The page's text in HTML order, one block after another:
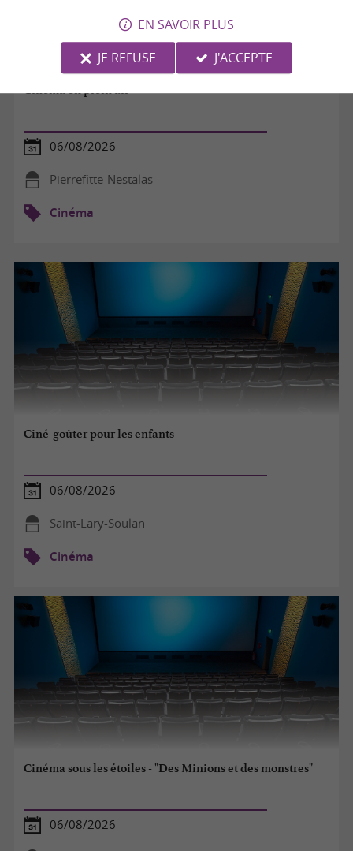
Cinéma en plein air
06/08/2026
Pierrefitte-Nestalas
Cinéma
Ciné-goûter pour les enfants
06/08/2026
Saint-Lary-Soulan
Cinéma
Cinéma sous les étoiles - "Des Minions et des monstres"
06/08/2026
EN SAVOIR PLUS
JE REFUSE
J'ACCEPTE